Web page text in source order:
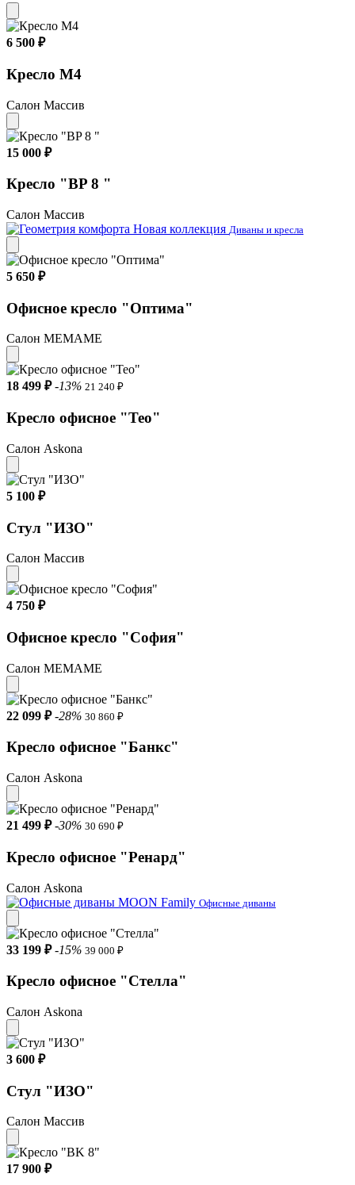
6 500 ₽
Кресло М4
Салон Массив
15 000 ₽
Кресло "BP 8 "
Салон Массив
Новая коллекция Диваны и кресла
5 650 ₽
Офисное кресло "Оптима"
Салон МЕМАМЕ
18 499 ₽ -13% 21 240 ₽
Кресло офисное "Тео"
Салон Askona
5 100 ₽
Стул "ИЗО"
Салон Массив
4 750 ₽
Офисное кресло "София"
Салон МЕМАМЕ
22 099 ₽ -28% 30 860 ₽
Кресло офисное "Банкс"
Салон Askona
21 499 ₽ -30% 30 690 ₽
Кресло офисное "Ренард"
Салон Askona
Офисные диваны
33 199 ₽ -15% 39 000 ₽
Кресло офисное "Стелла"
Салон Askona
3 600 ₽
Стул "ИЗО"
Салон Массив
17 900 ₽